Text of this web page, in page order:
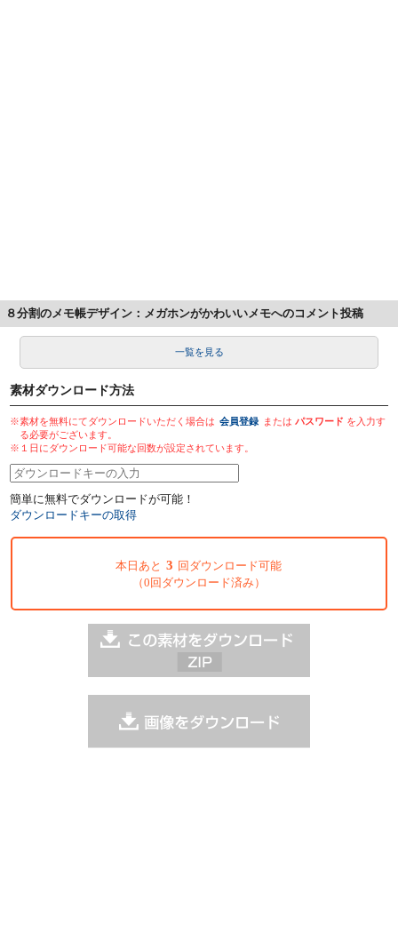
８分割のメモ帳デザイン：メガホンがかわいいメモへのコメント投稿
一覧を見る
素材ダウンロード方法
※素材を無料にてダウンロードいただく場合は 会員登録 またはパスワード を入力す
る必要がございます。
※１日にダウンロード可能な回数が設定されています。
簡単に無料でダウンロードが可能！
ダウンロードキーの取得
本日あと 3 回ダウンロード可能
（0回ダウンロード済み）